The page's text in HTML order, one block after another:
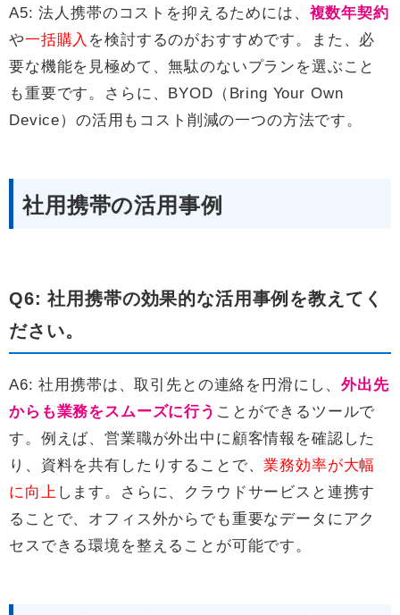
A5: 法人携帯のコストを抑えるためには、 複数年契約
や一括購入 を検討するのがおすすめです。また、必
要な機能を見極めて、無駄のないプランを選ぶこと
も重要です。さらに、BYOD（Bring Your Own
Device）の活用もコスト削減の一つの方法です。
社用携帯の活用事例
Q6: 社用携帯の効果的な活用事例を教えてく
ださい。
A6: 社用携帯は、取引先との連絡を円滑にし、外出先
からも業務をスムーズに行う ことができるツールで
す。例えば、営業職が外出中に顧客情報を確認した
り、資料を共有したりすることで、業務効率が大幅
に向上 します。さらに、クラウドサービスと連携す
ることで、オフィス外からでも重要なデータにアク
セスできる環境を整えることが可能です。